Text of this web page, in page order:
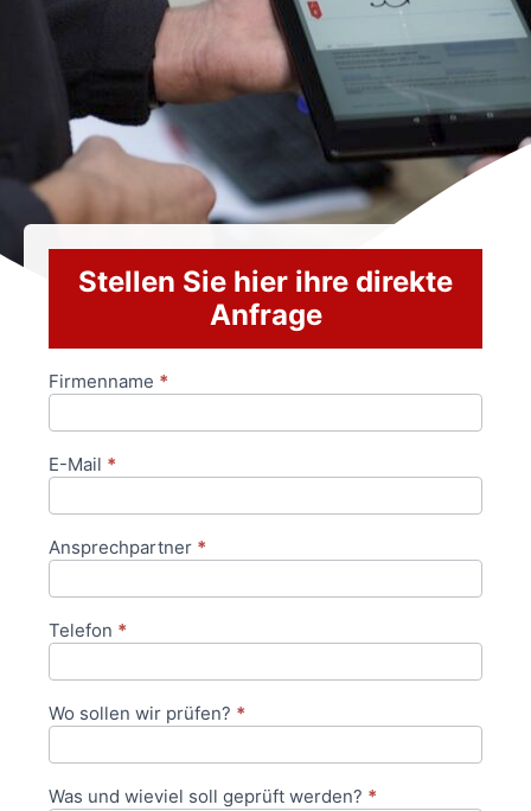
Stellen Sie hier ihre direkte
Anfrage
Anfrageformular
Firmenname *
E-Mail *
Ansprechpartner *
Telefon *
Wo sollen wir prüfen? *
Was und wieviel soll geprüft werden? *